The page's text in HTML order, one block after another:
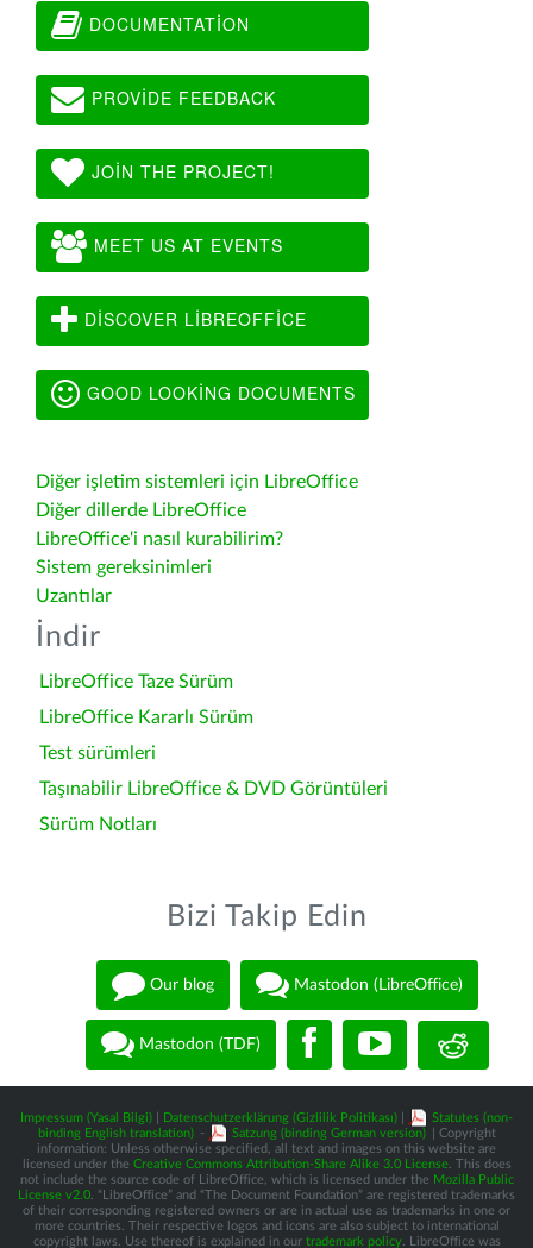
DOCUMENTATION
PROVIDE FEEDBACK
JOIN THE PROJECT!
MEET US AT EVENTS
DISCOVER LIBREOFFICE
GOOD LOOKING DOCUMENTS
Diğer işletim sistemleri için LibreOffice
Diğer dillerde LibreOffice
LibreOffice'i nasıl kurabilirim?
Sistem gereksinimleri
Uzantılar
İndir
LibreOffice Taze Sürüm
LibreOffice Kararlı Sürüm
Test sürümleri
Taşınabilir LibreOffice & DVD Görüntüleri
Sürüm Notları
Bizi Takip Edin
Our blog Mastodon (LibreOffice)
Mastodon (TDF)
Impressum (Yasal Bilgi) Datenschutzerklärung (Gizlilik Politikası)
Statutes (non-
binding English translation) - Satzung (binding German version)
| Copyright
information: Unless otherwise specified, all text and images on this website are
licensed under the Creative Commons Attribution-Share Alike 3.0 License. This does
not include the source code of LibreOffice, which is licensed under the Mozilla Public
License v2.0 . “LibreOffice” and “The Document Foundation” are registered trademarks
of their corresponding registered owners or are in actual use as trademarks in one or
more countries. Their respective logos and icons are also subject to international
copyright laws. Use thereof is explained in our trademark policy. LibreOffice was